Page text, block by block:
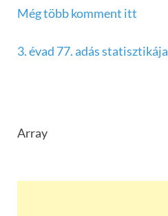
Még több komment itt
3. évad 77. adás statisztikája
Array